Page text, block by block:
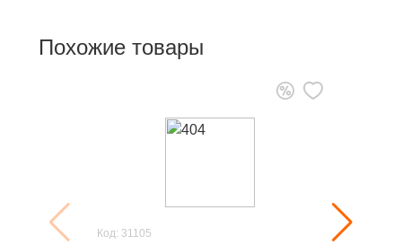
Похожие товары
Код: 31105